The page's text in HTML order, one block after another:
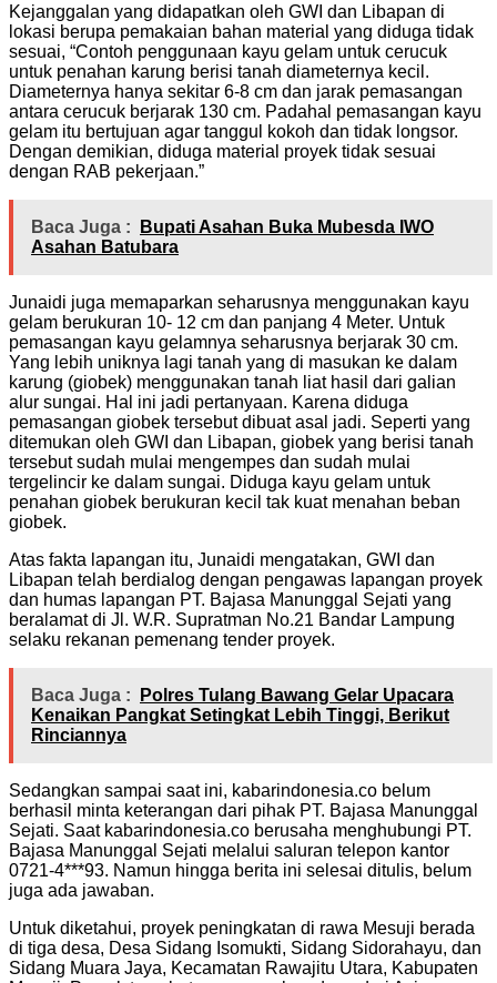
Kejanggalan yang didapatkan oleh GWI dan Libapan di
lokasi berupa pemakaian bahan material yang diduga tidak
sesuai, “Contoh penggunaan kayu gelam untuk cerucuk
untuk penahan karung berisi tanah diameternya kecil.
Diameternya hanya sekitar 6-8 cm dan jarak pemasangan
antara cerucuk berjarak 130 cm. Padahal pemasangan kayu
gelam itu bertujuan agar tanggul kokoh dan tidak longsor.
Dengan demikian, diduga material proyek tidak sesuai
dengan RAB pekerjaan.”
Baca Juga :
Bupati Asahan Buka Mubesda IWO
Asahan Batubara
Junaidi juga memaparkan seharusnya menggunakan kayu
gelam berukuran 10- 12 cm dan panjang 4 Meter. Untuk
pemasangan kayu gelamnya seharusnya berjarak 30 cm.
Yang lebih uniknya lagi tanah yang di masukan ke dalam
karung (giobek) menggunakan tanah liat hasil dari galian
alur sungai. Hal ini jadi pertanyaan. Karena diduga
pemasangan giobek tersebut dibuat asal jadi. Seperti yang
ditemukan oleh GWI dan Libapan, giobek yang berisi tanah
tersebut sudah mulai mengempes dan sudah mulai
tergelincir ke dalam sungai. Diduga kayu gelam untuk
penahan giobek berukuran kecil tak kuat menahan beban
giobek.
Atas fakta lapangan itu, Junaidi mengatakan, GWI dan
Libapan telah berdialog dengan pengawas lapangan proyek
dan humas lapangan PT. Bajasa Manunggal Sejati yang
beralamat di Jl. W.R. Supratman No.21 Bandar Lampung
selaku rekanan pemenang tender proyek.
Baca Juga :
Polres Tulang Bawang Gelar Upacara
Kenaikan Pangkat Setingkat Lebih Tinggi, Berikut
Rinciannya
Sedangkan sampai saat ini, kabarindonesia.co belum
berhasil minta keterangan dari pihak PT. Bajasa Manunggal
Sejati. Saat kabarindonesia.co berusaha menghubungi PT.
Bajasa Manunggal Sejati melalui saluran telepon kantor
0721-4***93. Namun hingga berita ini selesai ditulis, belum
juga ada jawaban.
Untuk diketahui, proyek peningkatan di rawa Mesuji berada
di tiga desa, Desa Sidang Isomukti, Sidang Sidorahayu, dan
Sidang Muara Jaya, Kecamatan Rawajitu Utara, Kabupaten